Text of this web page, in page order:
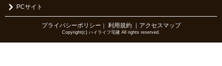
PCサイト
プライバシーポリシー ｜ 利用規約 ｜アクセスマップ
Copyright(c) ハイライフ宅建 All rights reserved.